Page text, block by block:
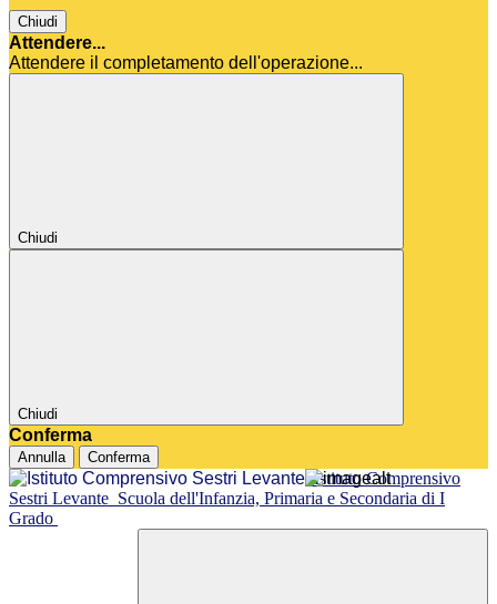
Chiudi
Attendere...
Attendere il completamento dell'operazione...
Chiudi
Chiudi
Conferma
Annulla Conferma
Istituto Comprensivo
Sestri Levante Scuola dell'Infanzia, Primaria e Secondaria di I
Grado